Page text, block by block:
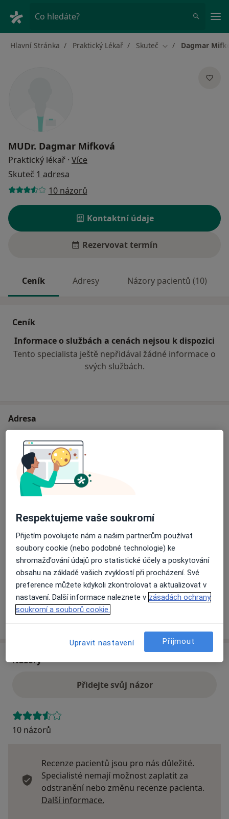
Co hledáte?
Hlavní Stránka Praktický Lékař Skuteč Změna města
Dagmar
MUDr. Dagmar Mifková
Praktický lékař · Více
Skuteč 1 adresa
10 názorů
Kontaktní údaje
Rezervovat termín
Ceník Adresy Názory pacientů (10)
Ceník
Informace o službách a cenách nejsou k dispozici
Tento specialista ještě nepřidával žádné informace o
svých službách.
Adresa
Sam. ordinace PL pro dospělé
Rubešova 641,
Dostupnost
Na této adrese online kalendář není aktivní
Co mám v takové situaci udělat?
Způsoby platby (soukromé návštěvy)
Na teto adrese lékař přijímá pacienty na pojišťovnu
Detaily
Více
Názory
Přidejte svůj názor
10 názorů
Recenze pacientů jsou pro nás důležité.
Specialisté nemají možnost zaplatit za
odstranění nebo změnu recenze pacienta.
Další informace.
Respektujeme vaše soukromí
Přijetím povolujete nám a našim partnerům používat
soubory cookie (nebo podobné technologie) ke
shromažďování údajů pro statistické účely a poskytování
obsahu na základě vašich zvyklostí při procházení. Své
preference můžete kdykoli zkontrolovat a aktualizovat v
nastavení. Další informace naleznete v zásadách ochrany
soukromí a souborů cookie.
Upravit nastavení Přijmout